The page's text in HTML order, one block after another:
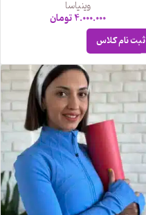
وینیاسا
4.000.000تومان
ثبت نام کلاس